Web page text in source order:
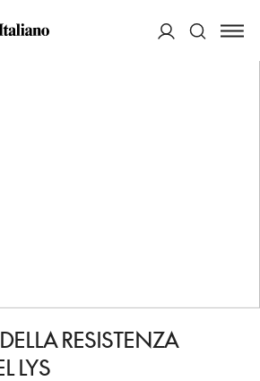
DEL COLLE DEL LYS
RESISTENZA
LYS